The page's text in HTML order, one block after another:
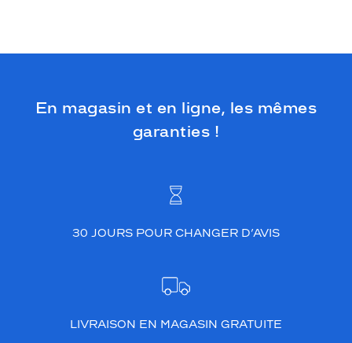
En magasin et en ligne, les mêmes
garanties !
30 JOURS POUR CHANGER D’AVIS
LIVRAISON EN MAGASIN GRATUITE